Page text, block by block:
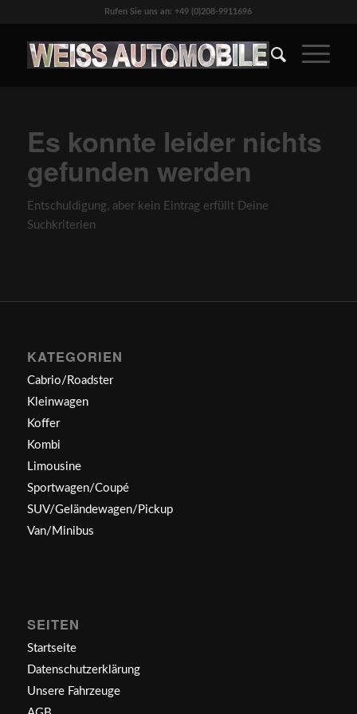
Rufen Sie uns an: +49 (0)208-9911696
Es konnte leider nichts
gefunden werden
Entschuldigung, aber kein Eintrag erfüllt Deine
Suchkriterien
KATEGORIEN
Cabrio/Roadster
Kleinwagen
Koffer
Kombi
Limousine
Sportwagen/Coupé
SUV/Geländewagen/Pickup
Van/Minibus
SEITEN
Startseite
Datenschutzerklärung
Unsere Fahrzeuge